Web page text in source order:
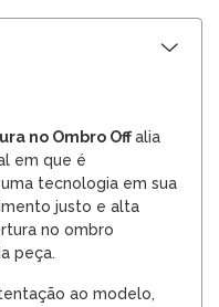
no Ombro Offalia
em que é
tecnologia em sua
justo e alta
no ombro
peça.
ao modelo,